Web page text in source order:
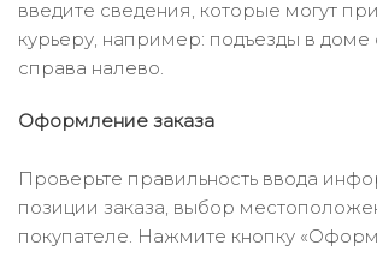
введите сведения, которые могут
курьеру, например: подъезды в доме
справа налево.
Оформление заказа
Проверьте правильность ввода
позиции заказа, выбор
покупателе. Нажмите кнопку